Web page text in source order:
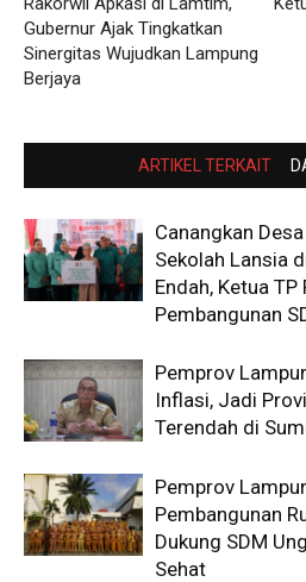
Gubernur Ajak Tingkatkan
Sinergitas Wujudkan Lampung
Berjaya
ARTIKEL TERKAIT
Canangkan
Sekolah Lansia
Endah, Ketua
Pembangunan
Pemprov
Inflasi, Jadi
Terendah di
Pemprov
Pembangunan
Dukung SDM
Sehat